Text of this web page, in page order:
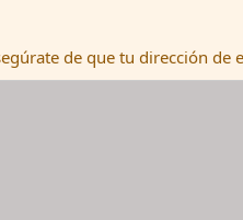
de que tu dirección de